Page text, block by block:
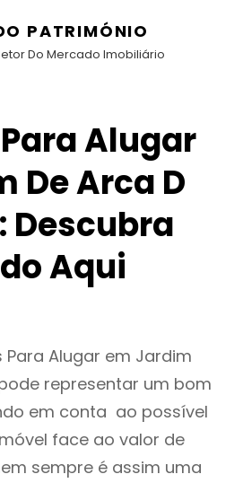
PATRIMÓNIO
Do Mercado Imobiliário
Alugar
De Arca D
Descubra
Aqui
Para Alugar em Jardim
representar um bom
em conta ao possível
face ao valor de
sempre é assim uma